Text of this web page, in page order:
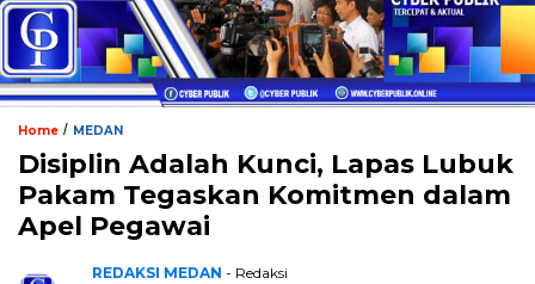
Home / MEDAN
Disiplin Adalah Kunci, Lapas Lubuk
Pakam Tegaskan Komitmen dalam
Apel Pegawai
REDAKSI MEDAN - Redaksi